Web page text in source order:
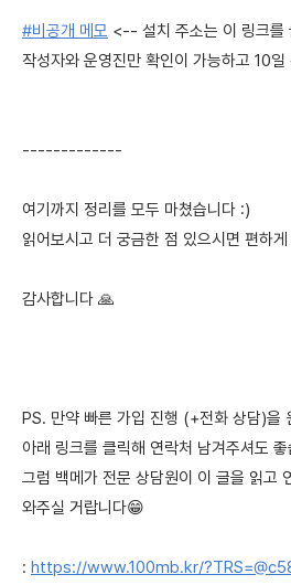
#비공개 메모 <-- 설치 주소는 이 링크를
작성자와 운영진만 확인이 가능하고 10일
-------------
여기까지 정리를 모두 마쳤습니다 :)
읽어보시고 더 궁금한 점 있으시면 편하
감사합니다 🙏
PS. 만약 빠른 가입 진행 (+전화 상담)을
아래 링크를 클릭해 연락처 남겨주셔도 좋
그럼 백메가 전문 상담원이 이 글을 읽고
와주실 거랍니다😁
: https://www.100mb.kr/